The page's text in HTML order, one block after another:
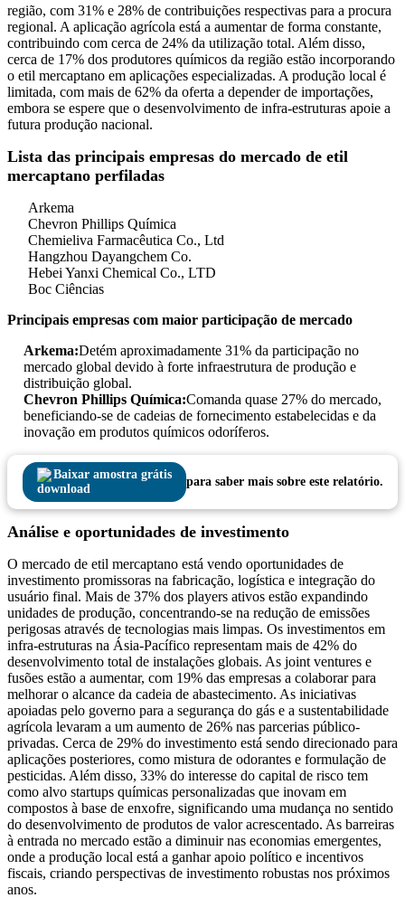
região, com 31% e 28% de contribuições respectivas para a procura
regional. A aplicação agrícola está a aumentar de forma constante,
contribuindo com cerca de 24% da utilização total. Além disso,
cerca de 17% dos produtores químicos da região estão incorporando
o etil mercaptano em aplicações especializadas. A produção local é
limitada, com mais de 62% da oferta a depender de importações,
embora se espere que o desenvolvimento de infra-estruturas apoie a
futura produção nacional.
Lista das principais empresas do mercado de etil
mercaptano perfiladas
Arkema
Chevron Phillips Química
Chemieliva Farmacêutica Co., Ltd
Hangzhou Dayangchem Co.
Hebei Yanxi Chemical Co., LTD
Boc Ciências
Principais empresas com maior participação de mercado
Arkema:Detém aproximadamente 31% da participação no
mercado global devido à forte infraestrutura de produção e
distribuição global.
Chevron Phillips Química:Comanda quase 27% do mercado,
beneficiando-se de cadeias de fornecimento estabelecidas e da
inovação em produtos químicos odoríferos.
Baixar amostra grátis
para saber mais sobre este relatório.
Análise e oportunidades de investimento
O mercado de etil mercaptano está vendo oportunidades de
investimento promissoras na fabricação, logística e integração do
usuário final. Mais de 37% dos players ativos estão expandindo
unidades de produção, concentrando-se na redução de emissões
perigosas através de tecnologias mais limpas. Os investimentos em
infra-estruturas na Ásia-Pacífico representam mais de 42% do
desenvolvimento total de instalações globais. As joint ventures e
fusões estão a aumentar, com 19% das empresas a colaborar para
melhorar o alcance da cadeia de abastecimento. As iniciativas
apoiadas pelo governo para a segurança do gás e a sustentabilidade
agrícola levaram a um aumento de 26% nas parcerias público-
privadas. Cerca de 29% do investimento está sendo direcionado para
aplicações posteriores, como mistura de odorantes e formulação de
pesticidas. Além disso, 33% do interesse do capital de risco tem
como alvo startups químicas personalizadas que inovam em
compostos à base de enxofre, significando uma mudança no sentido
do desenvolvimento de produtos de valor acrescentado. As barreiras
à entrada no mercado estão a diminuir nas economias emergentes,
onde a produção local está a ganhar apoio político e incentivos
fiscais, criando perspectivas de investimento robustas nos próximos
anos.